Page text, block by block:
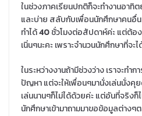
ในช่วงภาคเรียนปกติก็จะทำงานอาทิ
และบ่าย สลับกับเพื่อนนักศึกษาคนอื่
ทำได้40ชั่วโมงต่อสัปดาห์ค่ะ แต่ต้อ
เนิ่นๆนะคะ เพราะจำนวนนักศึกษาที่จ
ในระหว่างงานถ้ามีช่วงว่าง เราจะท
ปัญหา แต่จะให้เพื่อนๆมานั่งเล่นนั่งคุ
เล่นนานๆก็ไม่ได้ด้วยค่ะ แต่อันที่จริงก็
นักศึกษาเข้ามาถามมาขอข้อมูลต่างๆ